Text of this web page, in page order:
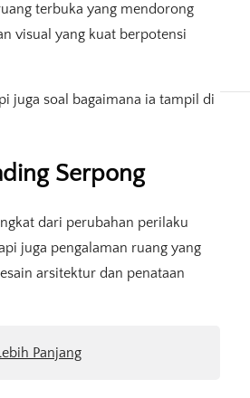
terbuka yang mendorong
visual yang kuat berpotensi
juga soal bagaimana ia tampil di
Serpong
dari perubahan perilaku
juga pengalaman ruang yang
arsitektur dan penataan
Panjang